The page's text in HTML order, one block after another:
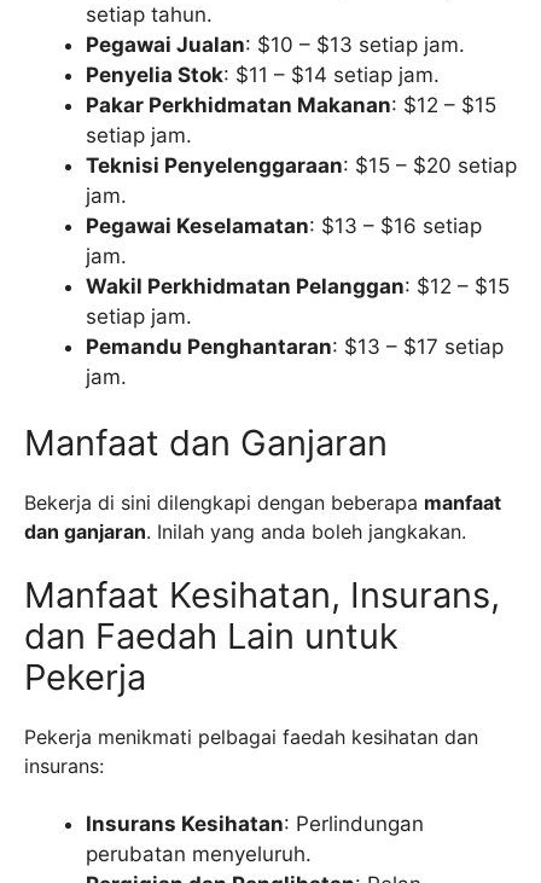
setiap tahun.
Pegawai Jualan: $10 – $13 setiap jam.
Penyelia Stok: $11 – $14 setiap jam.
Pakar Perkhidmatan Makanan: $12 – $15
setiap jam.
Teknisi Penyelenggaraan: $15 – $20 setiap
jam.
Pegawai Keselamatan: $13 – $16 setiap
jam.
Wakil Perkhidmatan Pelanggan: $12 – $15
setiap jam.
Pemandu Penghantaran: $13 – $17 setiap
jam.
Manfaat dan Ganjaran
Bekerja di sini dilengkapi dengan beberapa manfaat
dan ganjaran. Inilah yang anda boleh jangkakan.
Manfaat Kesihatan, Insurans,
dan Faedah Lain untuk
Pekerja
Pekerja menikmati pelbagai faedah kesihatan dan
insurans:
Insurans Kesihatan: Perlindungan
perubatan menyeluruh.